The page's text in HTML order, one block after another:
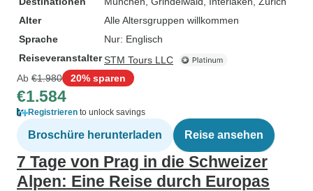
Alter
Alle Altersgruppen willkommen
Sprache
Nur: Englisch
ReiseveranstalterSTM Tours LLC
Ab €1.980 20% sparen
€1.584
Registrieren to unlock savings
Broschüre herunterladen Reise ansehen
7 Tage von Prag in die Schweizer
Alpen: Eine Reise durch Europas